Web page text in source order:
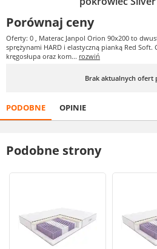
Porównaj ceny
Oferty: 0 , Materac Janpol Orion 90x200 to
sprężynami HARD i elastyczną pianką Red
kręgosłupa oraz kom... rozwiń
Brak aktualnych ofert
PODOBNE OPINIE
Podobne strony